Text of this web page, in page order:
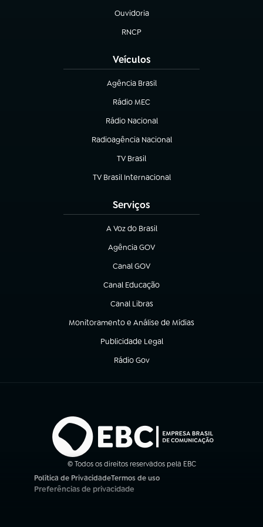
Ouvidoria
(abre em nova aba)
RNCP
(abre em nova aba)
Veículos
Agência Brasil
(abre em nova aba)
Rádio MEC
Rádio Nacional
(abre em nova aba)
Radioagência Nacional
(abre em nova aba)
TV Brasil
(abre em nova aba)
TV Brasil Internacional
(abre em nova aba)
Serviços
A Voz do Brasil
(abre em nova aba)
Agência GOV
(abre em nova aba)
Canal GOV
(abre em nova aba)
Canal Educação
(abre em nova aba)
Canal Libras
(abre em nova aba)
Monitoramento e Análise de Mídias
(abre em nova aba)
Publicidade Legal
(abre em nova aba)
Rádio Gov
(abre em nova aba)
© Todos os direitos reservados pela EBC
Política de Privacidade
(abre em nova aba)
Termos de uso
(abre em nova aba)
Preferências de privacidade